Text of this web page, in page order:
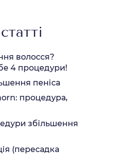
волосся?
4 процедури!
пеніса
процедура,
збільшення
(пересадка